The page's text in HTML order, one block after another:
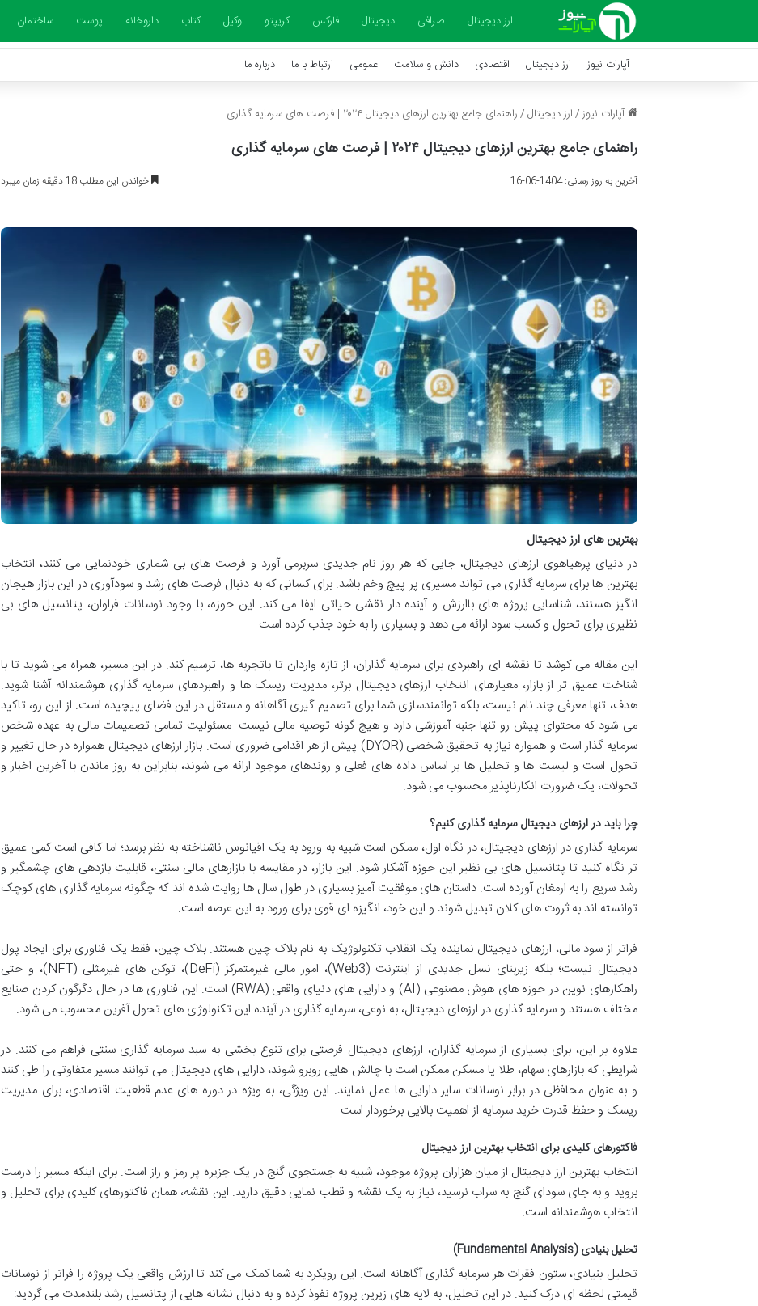
ارز دیجیتال صرافی دیجیتال فارکس کریپتو وکیل کتاب داروخانه پوست ساختمان
آپارات نیوز ارز دیجیتال اقتصادی دانش و سلامت عمومی ارتباط با ما درباره ما
آپارات نیوز/ارز دیجیتال/راهنمای جامع بهترین ارزهای دیجیتال ۲۰۲۴ | فرصت های سرمایه گذاری
راهنمای جامع بهترین ارزهای دیجیتال ۲۰۲۴ | فرصت های سرمایه گذاری
آخرین به روز رسانی: 1404-06-16 خواندن این مطلب 18 دقیقه زمان میبرد
بهترین های ارز دیجیتال
در دنیای پرهیاهوی ارزهای دیجیتال، جایی که هر روز نام جدیدی سربرمی آورد و فرصت های بی شماری خودنمایی می کنند، انتخاب
بهترین ها برای سرمایه گذاری می تواند مسیری پر پیچ وخم باشد. برای کسانی که به دنبال فرصت های رشد و سودآوری در این بازار هیجان
انگیز هستند، شناسایی پروژه های باارزش و آینده دار نقشی حیاتی ایفا می کند. این حوزه، با وجود نوسانات فراوان، پتانسیل های بی
نظیری برای تحول و کسب سود ارائه می دهد و بسیاری را به خود جذب کرده است.
این مقاله می کوشد تا نقشه ای راهبردی برای سرمایه گذاران، از تازه واردان تا باتجربه ها، ترسیم کند. در این مسیر، همراه می شوید تا با
شناخت عمیق تر از بازار، معیارهای انتخاب ارزهای دیجیتال برتر، مدیریت ریسک ها و راهبردهای سرمایه گذاری هوشمندانه آشنا شوید.
هدف، تنها معرفی چند نام نیست، بلکه توانمندسازی شما برای تصمیم گیری آگاهانه و مستقل در این فضای پیچیده است. از این رو، تاکید
می شود که محتوای پیش رو تنها جنبه آموزشی دارد و هیچ گونه توصیه مالی نیست. مسئولیت تمامی تصمیمات مالی به عهده شخص
سرمایه گذار است و همواره نیاز به تحقیق شخصی (DYOR) پیش از هر اقدامی ضروری است. بازار ارزهای دیجیتال همواره در حال تغییر و
تحول است و لیست ها و تحلیل ها بر اساس داده های فعلی و روندهای موجود ارائه می شوند، بنابراین به روز ماندن با آخرین اخبار و
تحولات، یک ضرورت انکارناپذیر محسوب می شود.
چرا باید در ارزهای دیجیتال سرمایه گذاری کنیم؟
سرمایه گذاری در ارزهای دیجیتال، در نگاه اول، ممکن است شبیه به ورود به یک اقیانوس ناشناخته به نظر برسد؛ اما کافی است کمی عمیق
تر نگاه کنید تا پتانسیل های بی نظیر این حوزه آشکار شود. این بازار، در مقایسه با بازارهای مالی سنتی، قابلیت بازدهی های چشمگیر و
رشد سریع را به ارمغان آورده است. داستان های موفقیت آمیز بسیاری در طول سال ها روایت شده اند که چگونه سرمایه گذاری های کوچک
توانسته اند به ثروت های کلان تبدیل شوند و این خود، انگیزه ای قوی برای ورود به این عرصه است.
فراتر از سود مالی، ارزهای دیجیتال نماینده یک انقلاب تکنولوژیک به نام بلاک چین هستند. بلاک چین، فقط یک فناوری برای ایجاد پول
دیجیتال نیست؛ بلکه زیربنای نسل جدیدی از اینترنت (Web3)، امور مالی غیرمتمرکز (DeFi)، توکن های غیرمثلی (NFT)، و حتی
راهکارهای نوین در حوزه های هوش مصنوعی (AI) و دارایی های دنیای واقعی (RWA) است. این فناوری ها در حال دگرگون کردن صنایع
مختلف هستند و سرمایه گذاری در ارزهای دیجیتال، به نوعی، سرمایه گذاری در آینده این تکنولوژی های تحول آفرین محسوب می شود.
علاوه بر این، برای بسیاری از سرمایه گذاران، ارزهای دیجیتال فرصتی برای تنوع بخشی به سبد سرمایه گذاری سنتی فراهم می کنند. در
شرایطی که بازارهای سهام، طلا یا مسکن ممکن است با چالش هایی روبرو شوند، دارایی های دیجیتال می توانند مسیر متفاوتی را طی کنند
و به عنوان محافظی در برابر نوسانات سایر دارایی ها عمل نمایند. این ویژگی، به ویژه در دوره های عدم قطعیت اقتصادی، برای مدیریت
ریسک و حفظ قدرت خرید سرمایه از اهمیت بالایی برخوردار است.
فاکتورهای کلیدی برای انتخاب بهترین ارز دیجیتال
انتخاب بهترین ارز دیجیتال از میان هزاران پروژه موجود، شبیه به جستجوی گنج در یک جزیره پر رمز و راز است. برای اینکه مسیر را درست
بروید و به جای سودای گنج به سراب نرسید، نیاز به یک نقشه و قطب نمایی دقیق دارید. این نقشه، همان فاکتورهای کلیدی برای تحلیل و
انتخاب هوشمندانه است.
تحلیل بنیادی (Fundamental Analysis)
تحلیل بنیادی، ستون فقرات هر سرمایه گذاری آگاهانه است. این رویکرد به شما کمک می کند تا ارزش واقعی یک پروژه را فراتر از نوسانات
قیمتی لحظه ای درک کنید. در این تحلیل، به لایه های زیرین پروژه نفوذ کرده و به دنبال نشانه هایی از پتانسیل رشد بلندمدت می گردید: